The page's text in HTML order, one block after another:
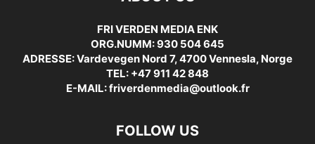
FRI VERDEN MEDIA ENK
ORG.NUMM: 930 504 645
ADRESSE: Vardevegen Nord 7, 4700 Vennesla, Norge
TEL: +47 911 42 848
E-MAIL: friverdenmedia@outlook.fr
FOLLOW US